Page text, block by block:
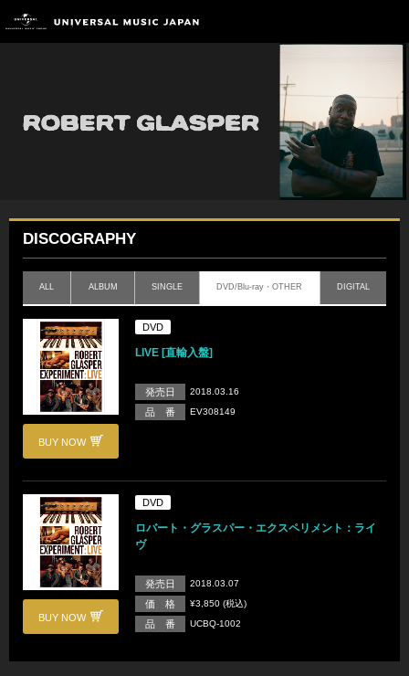
DISCOGRAPHY
ALL ALBUM SINGLE DVD/Blu-ray・OTHER DIGITAL
BUY NOW
DVD
LIVE [直輸入盤]
発売日 2018.03.16
品 番 EV308149
BUY NOW
DVD
ロバート・グラスパー・エクスペリメント：ライ
ヴ
発売日 2018.03.07
価 格 ¥3,850 (税込)
品 番 UCBQ-1002